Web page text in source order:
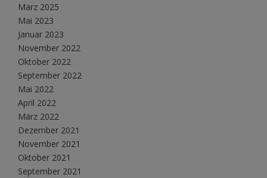
März 2025
Mai 2023
Januar 2023
November 2022
Oktober 2022
September 2022
Mai 2022
April 2022
März 2022
Dezember 2021
November 2021
Oktober 2021
September 2021